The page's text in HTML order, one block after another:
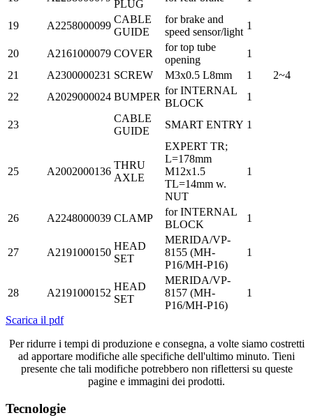
PLUG
19 A2258000099
CABLE
GUIDE
for brake and
speed sensor/light
1
20 A2161000079 COVER
for top tube
opening
1
21
A2300000231 SCREW M3x0.5 L8mm 1
2~4
22
A2029000024 BUMPER
for INTERNAL
BLOCK
1
23
CABLE
GUIDE
SMART ENTRY 1
25 A2002000136
THRU
AXLE
EXPERT TR;
L=178mm
M12x1.5
TL=14mm w.
NUT
1
26 A2248000039 CLAMP
for INTERNAL
BLOCK
1
27 A2191000150
HEAD
SET
MERIDA/VP-
8155 (MH-
P16/MH-P16)
1
28 A2191000152
HEAD
SET
MERIDA/VP-
8157 (MH-
P16/MH-P16)
1
Scarica il pdf
Per ridurre i tempi di produzione e consegna, a volte siamo costretti
ad apportare modifiche alle specifiche dell'ultimo minuto. Tieni
presente che tali modifiche potrebbero non riflettersi su queste
pagine e immagini dei prodotti.
Tecnologie